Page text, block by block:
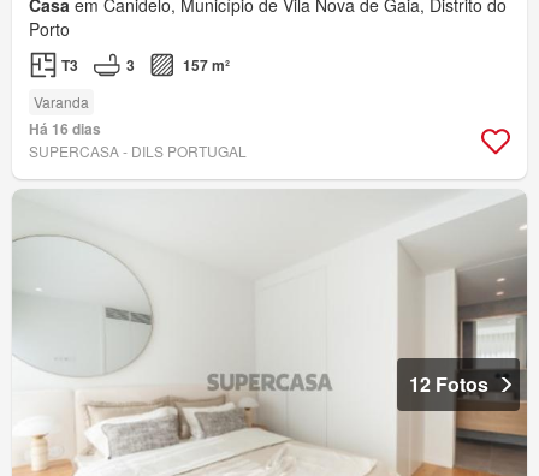
Casa em Canidelo, Município de Vila Nova de Gaia, Distrito do
Porto
T3 3 157 m²
Varanda
Há 16 dias
SUPERCASA - DILS PORTUGAL
12 Fotos